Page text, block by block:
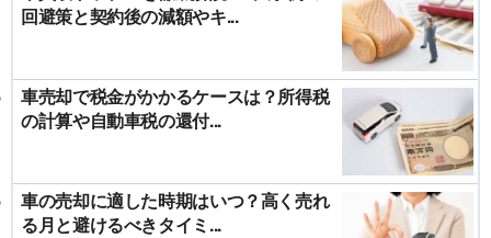
回避策と契約後の減額やキ...
車売却で税金がかかるケースは？所得税
の計算や自動車税の還付...
車の売却に適した時期はいつ？高く売れ
る月と避けるべきタイミ...